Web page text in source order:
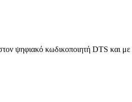
ψηφιακό κωδικοποιητή DTS